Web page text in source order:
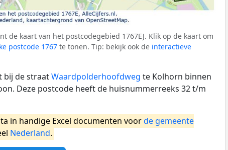
de kaart van het postcodegebied 1767EJ. Klik op de kaart om
postcode 1767 te tonen. Tip: bekijk ook de interactieve
bij de straatWaardpolderhoofdweg te Kolhorn binnen
Deze postcode heeft de huisnummerreeks 32 t/m
in handige Excel documenten voorde gemeente
Nederland.